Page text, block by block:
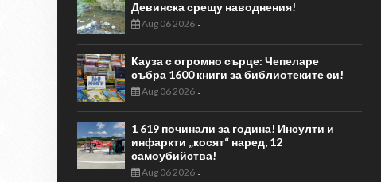
Девинска срещу наводнения!
Aug 06 2026 -
Кауза с огромно сърце: Чепеларе
събра 1600 книги за библиотеките си!
Aug 06 2026 -
1 619 починали за година! Инсулти и
инфаркти „косят“ наред, 12
самоубийства!
Aug 06 2026 -